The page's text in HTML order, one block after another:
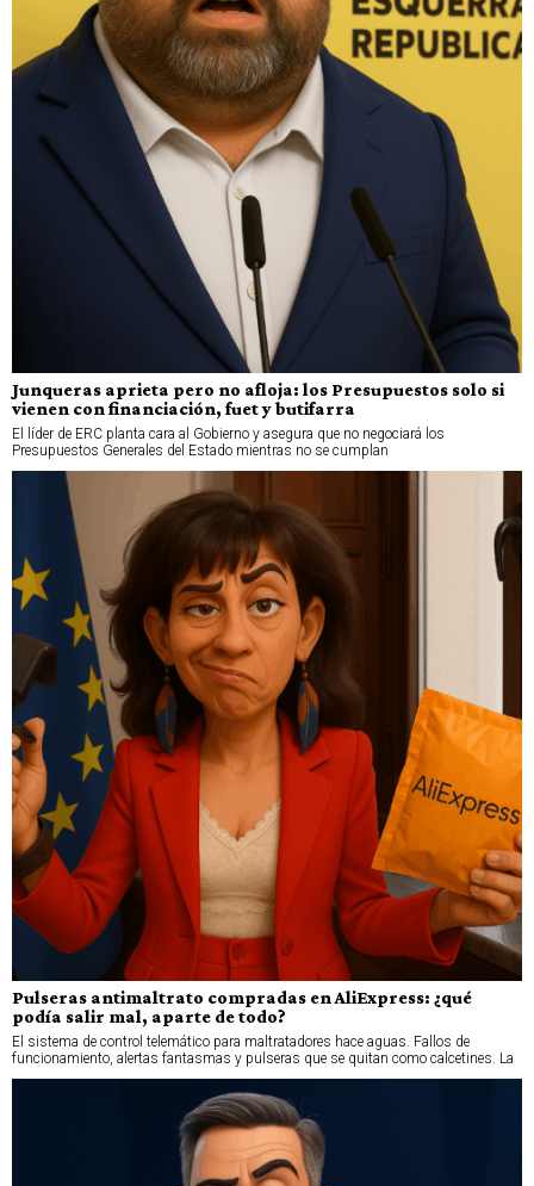
Junqueras aprieta pero no afloja: los Presupuestos solo si
vienen con financiación, fuet y butifarra
El líder de ERC planta cara al Gobierno y asegura que no negociará los
Presupuestos Generales del Estado mientras no se cumplan
Pulseras antimaltrato compradas en AliExpress: ¿qué
podía salir mal, aparte de todo?
El sistema de control telemático para maltratadores hace aguas. Fallos de
funcionamiento, alertas fantasmas y pulseras que se quitan como calcetines. La